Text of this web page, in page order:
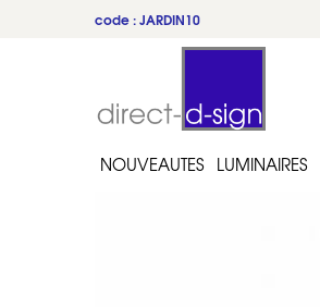
code : JARDIN10
NOUVEAUTES LUMINAIRES